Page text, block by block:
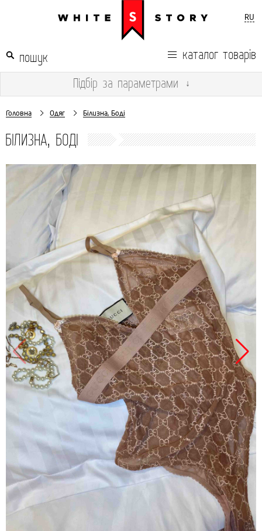
RU
каталог товарів
Підбір за параметрами ↓
Головна Одяг Білизна, Боді
БІЛИЗНА, БОДІ
Продано